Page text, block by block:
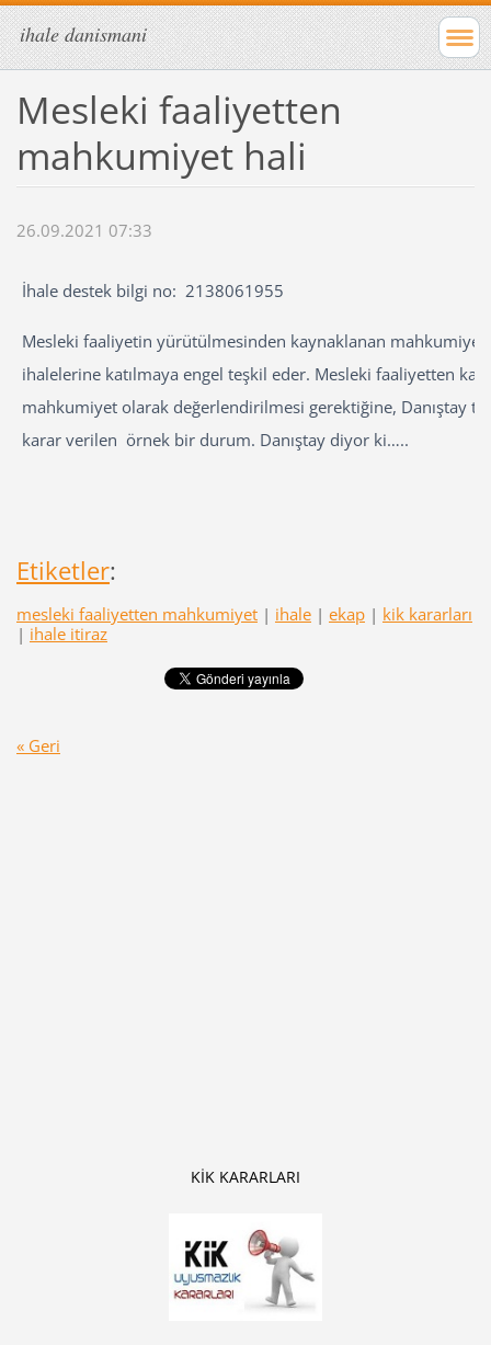
ihale danismani
Mesleki faaliyetten
mahkumiyet hali
26.09.2021 07:33
İhale destek bilgi no: 2138061955
Mesleki faaliyetin yürütülmesinden kaynaklanan mahkumiyet
ihalelerine katılmaya engel teşkil eder. Mesleki faaliyetten
mahkumiyet olarak değerlendirilmesi gerektiğine, Danıştay
karar verilen örnek bir durum. Danıştay diyor ki…..
Etiketler:
mesleki faaliyetten mahkumiyet | ihale | ekap | kik kararları
| ihale itiraz
« Geri
KİK KARARLARI